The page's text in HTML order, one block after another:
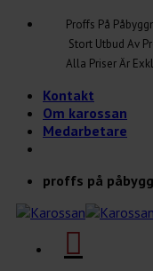
Skip
Proffs På
Stort Utbud Av
Alla Priser Är
Kontakt
Om karossan
Medarbetare
proffs på